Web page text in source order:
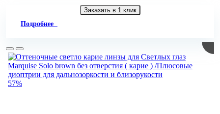
Заказать в 1 клик
Подробнее
57%